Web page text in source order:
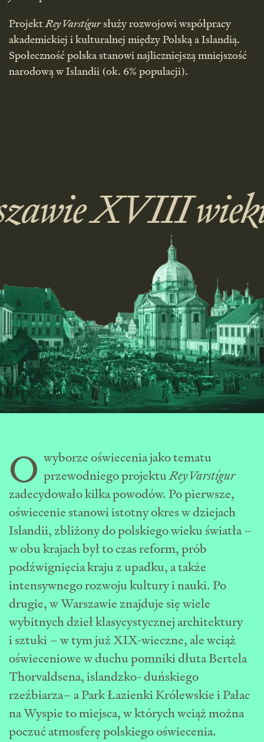
ProjektReyVarstígursłuży rozwojowi współpracy
akademickiej i kulturalnej między Polską a Islandią.
Społeczność polska stanowi najliczniejszą mniejszość
narodową w Islandii (ok. 6% populacji).
XVIII
O wyborze oświecenia jako tematu
przewodniego projektuReyVarstígur
zadecydowało kilka powodów. Po pierwsze,
oświecenie stanowi istotny okres w dziejach
Islandii, zbliżony do polskiego wieku światła –
w obu krajach był to czas reform, prób
podźwignięcia kraju z upadku, a także
intensywnego rozwoju kultury i nauki. Po
drugie, w Warszawie znajduje się wiele
wybitnych dzieł klasycystycznej architektury
i sztuki – w tym już XIX-wieczne, ale wciąż
oświeceniowe w duchu pomniki dłuta Bertela
Thorvaldsena, islandzko- duńskiego
rzeźbiarza– a Park Łazienki Królewskie i Pałac
na Wyspie to miejsca, w których wciąż można
poczuć atmosferę polskiego oświecenia.